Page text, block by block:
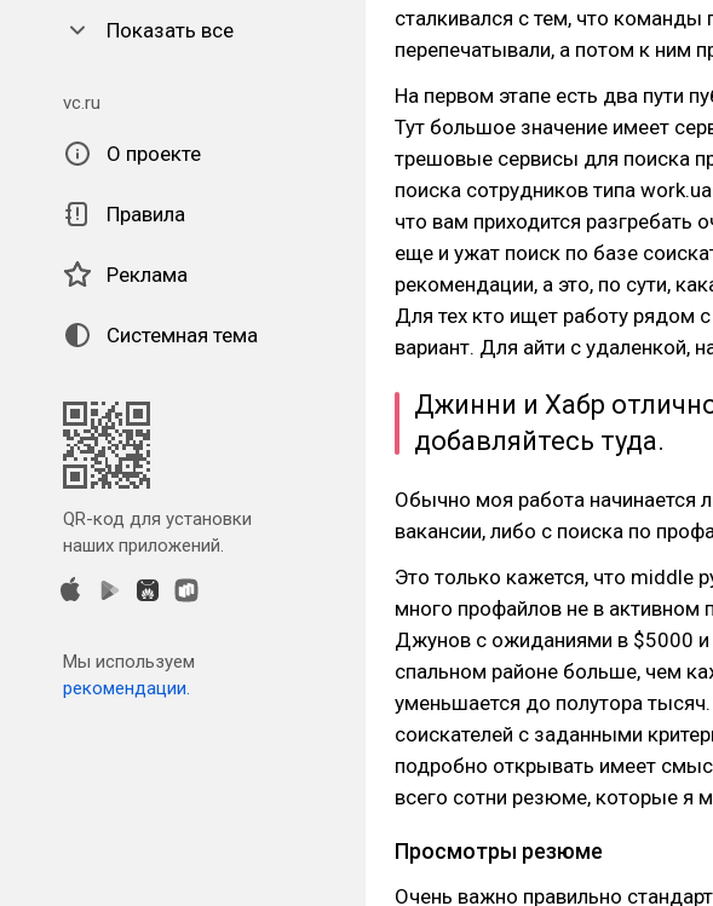
Показать все
vc.ru
О проекте
Правила
Реклама
Системная тема
QR-код для установки
наших приложений.
Мы используем
рекомендации.
сталкивался с тем, что
перепечатывали, а потом к ним
На первом этапе есть два пути
Тут большое значение имеет
трешовые сервисы для поиска
поиска сотрудников типа
что вам приходится
еще и ужат поиск по базе
рекомендации, а это, по сути,
Для тех кто ищет работу рядом
вариант. Для айти с удаленкой,
Джинни и Хабр
добавляйтесь туда.
Обычно моя работа начинается
вакансии, либо с поиска по
Это только кажется, что middle
много профайлов не в активном
Джунов с ожиданиями в $5000
спальном районе больше, чем
уменьшается до полутора
соискателей с заданными
подробно открывать имеет
всего сотни резюме, которые я
Просмотры резюме
Очень важно правильно